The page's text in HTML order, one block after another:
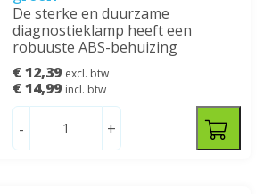
De sterke en duurzame
diagnostieklamp heeft een
robuuste ABS-behuizing
€ 12,39 excl. btw
€ 14,99 incl. btw
- +